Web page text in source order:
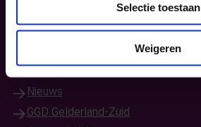
Selectie toestaan
Weigeren
Bekijk ook:
Nieuws
GGD Gelderland-Zuid